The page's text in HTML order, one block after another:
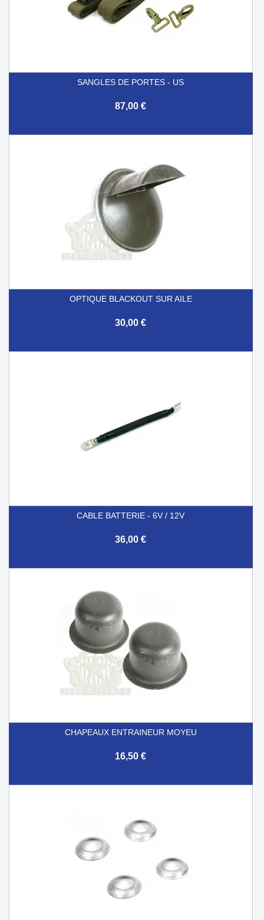
SANGLES DE PORTES - US
87,00 €
OPTIQUE BLACKOUT SUR AILE
30,00 €
CABLE BATTERIE - 6V / 12V
36,00 €
CHAPEAUX ENTRAINEUR MOYEU
16,50 €